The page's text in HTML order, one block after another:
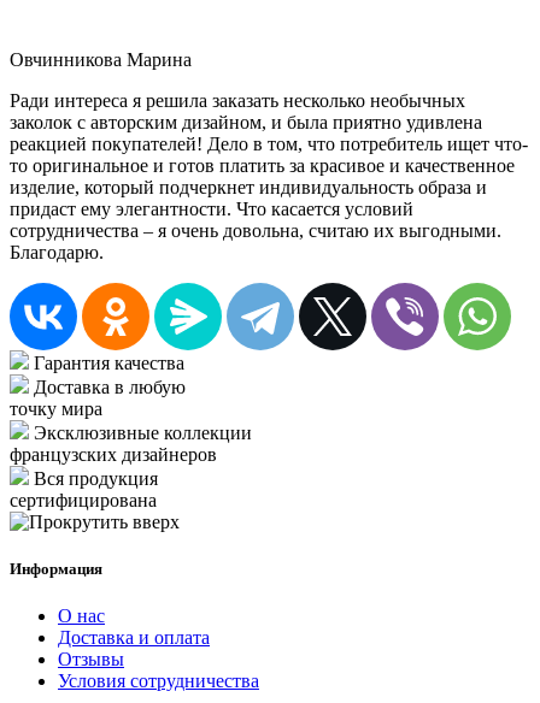
Овчинникова Марина
Ради интереса я решила заказать несколько необычных
заколок с авторским дизайном, и была приятно удивлена
реакцией покупателей! Дело в том, что потребитель ищет что-
то оригинальное и готов платить за красивое и качественное
изделие, который подчеркнет индивидуальность образа и
придаст ему элегантности. Что касается условий
сотрудничества – я очень довольна, считаю их выгодными.
Благодарю.
Гарантия качества
Доставка в любую
точку мира
Эксклюзивные коллекции
французских дизайнеров
Вся продукция
сертифицирована
Информация
О нас
Доставка и оплата
Отзывы
Условия сотрудничества